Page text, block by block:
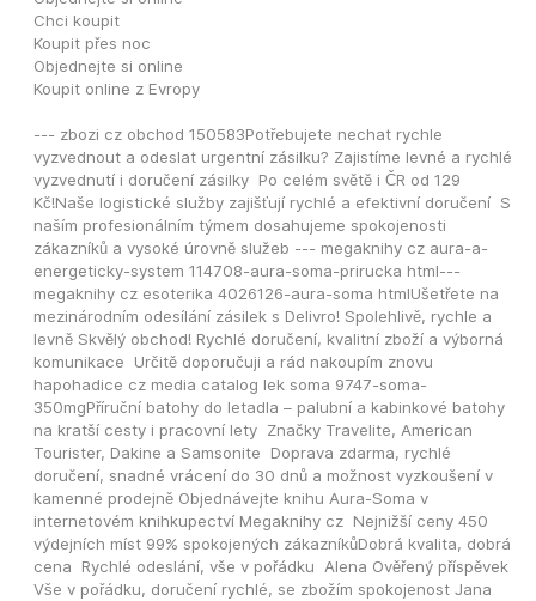
Chci koupit
Koupit přes noc
Objednejte si online
Koupit online z Evropy
--- zbozi cz obchod 150583Potřebujete nechat rychle
vyzvednout a odeslat urgentní zásilku? Zajistíme levné a rychlé
vyzvednutí i doručení zásilky  Po celém světě i ČR od 129
Kč!Naše logistické služby zajišťují rychlé a efektivní doručení  S
naším profesionálním týmem dosahujeme spokojenosti
zákazníků a vysoké úrovně služeb --- megaknihy cz aura-a-
energeticky-system 114708-aura-soma-prirucka html---
megaknihy cz esoterika 4026126-aura-soma htmlUšetřete na
mezinárodním odesílání zásilek s Delivro! Spolehlivě, rychle a
levně Skvělý obchod! Rychlé doručení, kvalitní zboží a výborná
komunikace  Určitě doporučuji a rád nakoupím znovu
hapohadice cz media catalog lek soma 9747-soma-
350mgPříruční batohy do letadla – palubní a kabinkové batohy
na kratší cesty i pracovní lety  Značky Travelite, American
Tourister, Dakine a Samsonite  Doprava zdarma, rychlé
doručení, snadné vrácení do 30 dnů a možnost vyzkoušení v
kamenné prodejně Objednávejte knihu Aura-Soma v
internetovém knihkupectví Megaknihy cz  Nejnižší ceny 450
výdejních míst 99% spokojených zákazníkůDobrá kvalita, dobrá
cena  Rychlé odeslání, vše v pořádku  Alena Ověřený příspěvek
Vše v pořádku, doručení rychlé, se zbožím spokojenost Jana